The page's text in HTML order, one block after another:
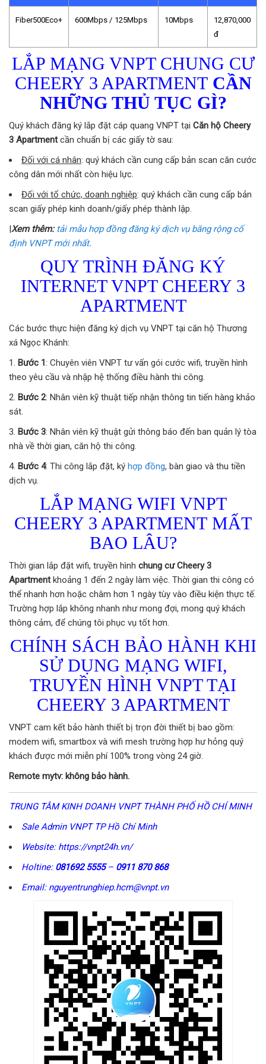
Fiber500Eco+ 600Mbps / 125Mbps 10Mbps
12,870,000
đ
LẮP MẠNG VNPT CHUNG CƯ
CHEERY 3 APARTMENT CẦN
NHỮNG THỦ TỤC GÌ?
Quý khách đăng ký lắp đặt cáp quang VNPT tại Căn hộ Cheery
3 Apartmentcần chuẩn bị các giấy tờ sau:
Đối với cá nhân: quý khách cần cung cấp bản scan căn cước
công dân mới nhất còn hiệu lực.
Đối với tổ chức, doanh nghiệp: quý khách cần cung cấp bản
scan giấy phép kinh doanh/giấy phép thành lập.
|Xem thêm: tải mẫu hợp đồng đăng ký dịch vụ băng rộng cố
định VNPT mới nhất.
QUY TRÌNH ĐĂNG KÝ
INTERNET VNPT CHEERY 3
APARTMENT
Các bước thực hiện đăng ký dịch vụ VNPT tại căn hộ Thương
xá Ngọc Khánh:
Bước 1: Chuyên viên VNPT tư vấn gói cước wifi, truyền hình
theo yêu cầu và nhập hệ thống điều hành thi công.
Bước 2: Nhân viên kỹ thuật tiếp nhận thông tin tiến hàng khảo
sát.
Bước 3: Nhân viên kỹ thuật gửi thông báo đến ban quản lý tòa
nhà về thời gian, căn hộ thi công.
Bước 4: Thi công lắp đặt, ký hợp đồng, bàn giao và thu tiền
dịch vụ.
LẮP MẠNG WIFI VNPT
CHEERY 3 APARTMENT MẤT
BAO LÂU?
Thời gian lắp đặt wifi, truyền hình chung cư Cheery 3
Apartmentkhoảng 1 đến 2 ngày làm việc. Thời gian thi công có
thể nhanh hơn hoặc châm hơn 1 ngày tùy vào điều kiện thực tế.
Trường hợp lắp không nhanh như mong đợi, mong quý khách
thông cảm, để chúng tôi phục vụ tốt hơn.
CHÍNH SÁCH BẢO HÀNH KHI
SỬ DỤNG MẠNG WIFI,
TRUYỀN HÌNH VNPT TẠI
CHEERY 3 APARTMENT
VNPT cam kết bảo hành thiết bị trọn đời thiết bị bao gồm:
modem wifi, smartbox và wifi mesh trường hợp hư hỏng quý
khách được mới miễn phí 100% trong vòng 24 giờ.
Remote mytv: không bảo hành.
TRUNG TÂM KINH DOANH VNPT THÀNH PHỐ HỒ CHÍ MINH
Sale Admin VNPT TP Hồ Chí Minh
Website: https://vnpt24h.vn/
Holtine: 081692 5555– 0911 870 868
Email: nguyentrunghiep.hcm@vnpt.vn